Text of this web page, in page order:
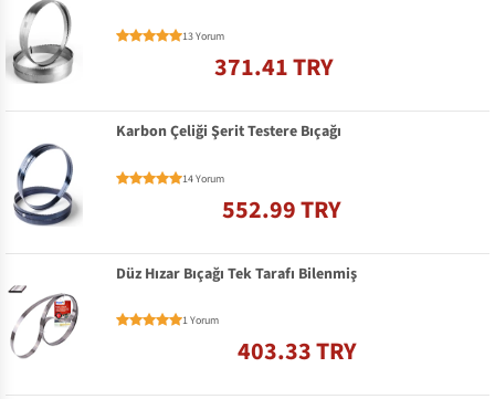
13 Yorum
371.41 TRY
Karbon Çeliği Şerit Testere Bıçağı
14 Yorum
552.99 TRY
Düz Hızar Bıçağı Tek Tarafı Bilenmiş
1 Yorum
403.33 TRY